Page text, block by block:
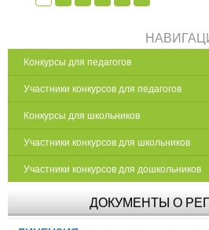
Конкурсы для педагогов
Участники конкурсов для педагогов
Конкурсы для школьников
Участники конкурсов для школьников
Участники конкурсов для дошкольников
ДОКУМЕНТЫ О